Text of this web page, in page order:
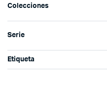
Colecciones
Serie
Etiqueta